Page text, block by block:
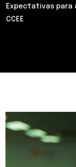
Expectativas para
CCEE